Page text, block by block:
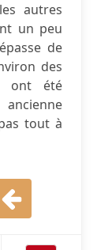
autres
un peu
de
des
ont été
tout à